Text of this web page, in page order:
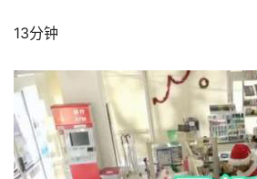
13分钟